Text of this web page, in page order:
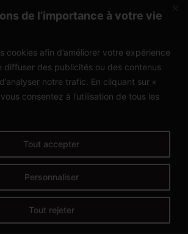
de l’importance à votre vie
cookies afin d’améliorer votre expérience
diffuser des publicités ou des contenus
notre trafic. En cliquant sur «
consentez à l’utilisation de tous les
Personnaliser
Tout rejeter
Tout accepter
Europa
1990